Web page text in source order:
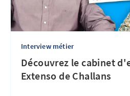
Interview métier
Découvrez le cabinet
Extenso de Challans